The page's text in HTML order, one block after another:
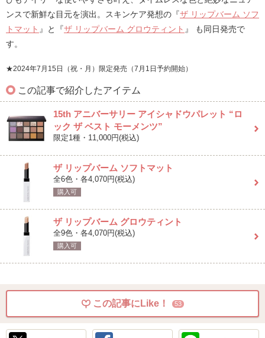
ンスで新鮮な目元を演出。スキンケア発想の『ザ リップバーム ソフ
トマット 』と『ザ リップバーム グロウティント 』 も同日発売で
す。
★2024年7月15日（祝・月）限定発売（7月1日予約開始）
この記事で紹介したアイテム
15th アニバーサリー アイシャドウパレット “ロ
ック ザ ベスト モーメンツ”
限定1種・11,000円(税込)
ザ リップバーム ソフトマット
全6色・各4,070円(税込)
購入可
ザ リップバーム グロウティント
全9色・各4,070円(税込)
購入可
この記事にLike！ 53